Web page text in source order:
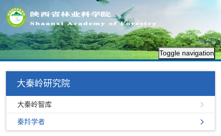
Toggle navigation
大秦岭研究院
大秦岭智库
秦羚学者